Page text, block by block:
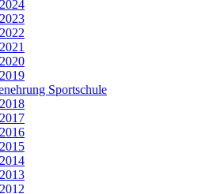
2024
2023
2022
2021
2020
2019
Sportschule
2018
2017
2016
2015
2014
2013
2012